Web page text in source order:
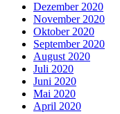
Dezember 2020
November 2020
Oktober 2020
September 2020
August 2020
Juli 2020
Juni 2020
Mai 2020
April 2020